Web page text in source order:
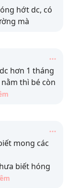
hớt dc, có
mà
hơn 1 tháng
thì bé còn
mong các
biết hóng